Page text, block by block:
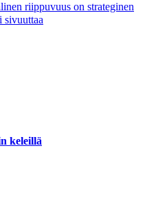
riippuvuus on strateginen
sivuuttaa
keleillä